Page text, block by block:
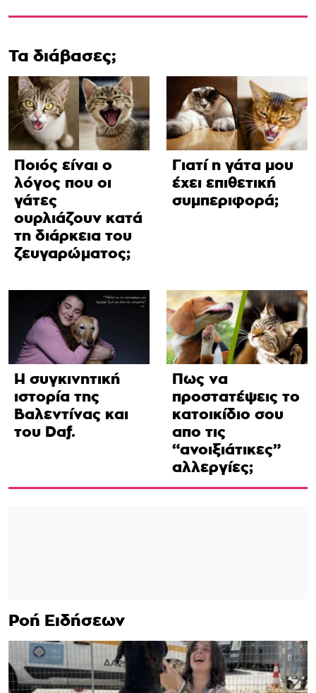
Τα διάβασες;
Ποιός είναι ο
λόγος που οι
γάτες
ουρλιάζουν κατά
τη διάρκεια του
ζευγαρώματος;
Γιατί η γάτα μου
έχει επιθετική
συμπεριφορά;
Η συγκινητική
ιστορία της
Βαλεντίνας και
του Daf.
Πως να
προστατέψεις το
κατοικίδιο σου
απο τις
“ανοιξιάτικες”
αλλεργίες;
Ροή Ειδήσεων